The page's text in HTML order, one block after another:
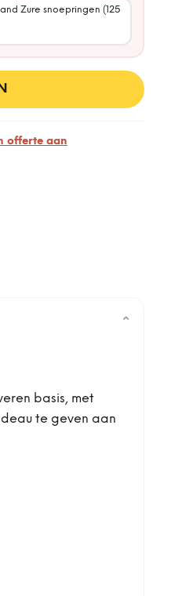
Zure snoepringen (125
offerte aan
⌄
basis, met
te geven aan